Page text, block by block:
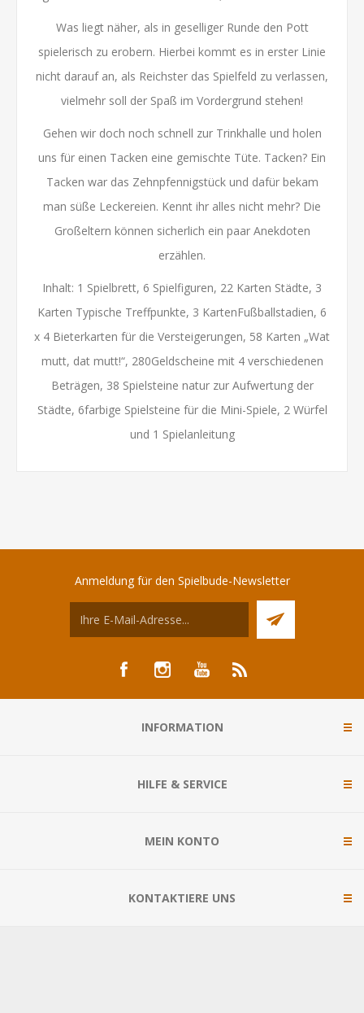
Was liegt näher, als in geselliger Runde den Pott
spielerisch zu erobern. Hierbei kommt es in erster Linie
nicht darauf an, als Reichster das Spielfeld zu verlassen,
vielmehr soll der Spaß im Vordergrund stehen!
Gehen wir doch noch schnell zur Trinkhalle und holen
uns für einen Tacken eine gemischte Tüte. Tacken? Ein
Tacken war das Zehnpfennigstück und dafür bekam
man süße Leckereien. Kennt ihr alles nicht mehr? Die
Großeltern können sicherlich ein paar Anekdoten
erzählen.
Inhalt: 1 Spielbrett, 6 Spielfiguren, 22 Karten Städte, 3
Karten Typische Treffpunkte, 3 KartenFußballstadien, 6
x 4 Bieterkarten für die Versteigerungen, 58 Karten „Wat
mutt, dat mutt!“, 280Geldscheine mit 4 verschiedenen
Beträgen, 38 Spielsteine natur zur Aufwertung der
Städte, 6farbige Spielsteine für die Mini-Spiele, 2 Würfel
und 1 Spielanleitung
Anmeldung für den Spielbude-Newsletter
INFORMATION
HILFE & SERVICE
MEIN KONTO
KONTAKTIERE UNS